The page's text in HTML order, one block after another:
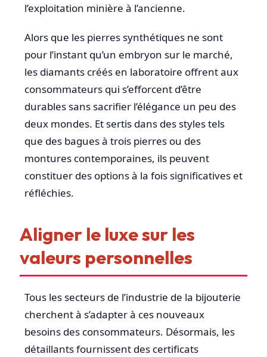
l’exploitation minière à l’ancienne.
Alors que les pierres synthétiques ne sont
pour l’instant qu’un embryon sur le marché,
les diamants créés en laboratoire offrent aux
consommateurs qui s’efforcent d’être
durables sans sacrifier l’élégance un peu des
deux mondes. Et sertis dans des styles tels
que des bagues à trois pierres ou des
montures contemporaines, ils peuvent
constituer des options à la fois significatives et
réfléchies.
Aligner le luxe sur les
valeurs personnelles
Tous les secteurs de l’industrie de la bijouterie
cherchent à s’adapter à ces nouveaux
besoins des consommateurs. Désormais, les
détaillants fournissent des certificats